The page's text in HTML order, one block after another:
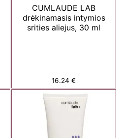
CUMLAUDE LAB
drėkinamasis intymios
srities aliejus, 30 ml
16.24 €